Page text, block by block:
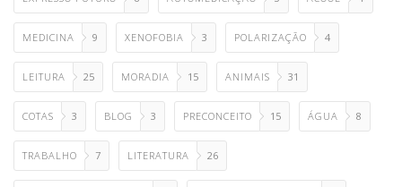
MEDICINA 9 XENOFOBIA 3 POLARIZAÇÃO 4
LEITURA 25 MORADIA 15 ANIMAIS 31
COTAS 3 BLOG 3 PRECONCEITO 15 ÁGUA 8
TRABALHO 7 LITERATURA 26